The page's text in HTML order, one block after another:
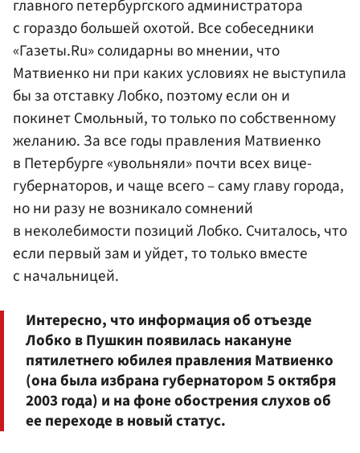
главного петербургского администратора
с гораздо большей охотой. Все собеседники
«Газеты.Ru» солидарны во мнении, что
Матвиенко ни при каких условиях не выступила
бы за отставку Лобко, поэтому если он и
покинет Смольный, то только по собственному
желанию. За все годы правления Матвиенко
в Петербурге «увольняли» почти всех вице-
губернаторов, и чаще всего – саму главу города,
но ни разу не возникало сомнений
в неколебимости позиций Лобко. Считалось, что
если первый зам и уйдет, то только вместе
с начальницей.
Интересно, что информация об отъезде
Лобко в Пушкин появилась накануне
пятилетнего юбилея правления Матвиенко
(она была избрана губернатором 5 октября
2003 года) и на фоне обострения слухов об
ее переходе в новый статус.